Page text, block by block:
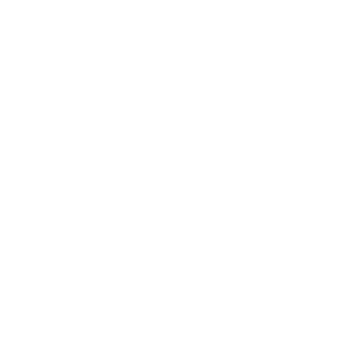
させていただ
了承ください。
き作成されるも
ようお願いしま
です。
ありません。
ず変更すること
1000ppm以下、
下、フタル酸ジブチ
ない年数を意
貨物等」とい
可)を取得する
要な手段を講じ
ムロン制御